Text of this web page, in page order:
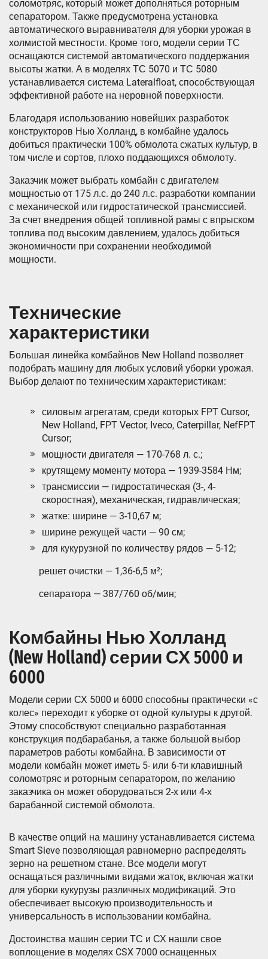
соломотряс, который может дополняться роторным
сепаратором. Также предусмотрена установка
автоматического выравнивателя для уборки урожая в
холмистой местности. Кроме того, модели серии ТС
оснащаются системой автоматического поддержания
высоты жатки. А в моделях ТС 5070 и ТС 5080
устанавливается система Lateralfloat, способствующая
эффективной работе на неровной поверхности.
Благодаря использованию новейших разработок
конструкторов Нью Холланд, в комбайне удалось
добиться практически 100% обмолота сжатых культур, в
том числе и сортов, плохо поддающихся обмолоту.
Заказчик может выбрать комбайн с двигателем
мощностью от 175 л.с. до 240 л.с. разработки компании
с механической или гидростатической трансмиссией.
За счет внедрения общей топливной рамы с впрыском
топлива под высоким давлением, удалось добиться
экономичности при сохранении необходимой
мощности.
Технические
характеристики
Большая линейка комбайнов New Holland позволяет
подобрать машину для любых условий уборки урожая.
Выбор делают по техническим характеристикам:
силовым агрегатам, среди которых FPT Cursor,
New Holland, FPT Vector, Iveco, Caterpillar, NefFPT
Cursor;
мощности двигателя — 170-768 л. с.;
крутящему моменту мотора — 1939-3584 Нм;
трансмиссии — гидростатическая (3-, 4-
скоростная), механическая, гидравлическая;
жатке: ширине — 3-10,67 м;
ширине режущей части — 90 см;
для кукурузной по количеству рядов — 5-12;
решет очистки — 1,36-6,5 м²;
сепаратора — 387/760 об/мин;
Комбайны Нью Холланд
(New Holland) серии СХ 5000 и
6000
Модели серии СХ 5000 и 6000 способны практически «с
колес» переходит к уборке от одной культуры к другой.
Этому способствуют специально разработанная
конструкция подбарабанья, а также большой выбор
параметров работы комбайна. В зависимости от
модели комбайн может иметь 5- или 6-ти клавишный
соломотряс и роторным сепаратором, по желанию
заказчика он может оборудоваться 2-х или 4-х
барабанной системой обмолота.
В качестве опций на машину устанавливается система
Smart Sieve позволяющая равномерно распределять
зерно на решетном стане. Все модели могут
оснащаться различными видами жаток, включая жатки
для уборки кукурузы различных модификаций. Это
обеспечивает высокую производительность и
универсальность в использовании комбайна.
Достоинства машин серии ТС и СХ нашли свое
воплощение в моделях CSX 7000 оснащенных